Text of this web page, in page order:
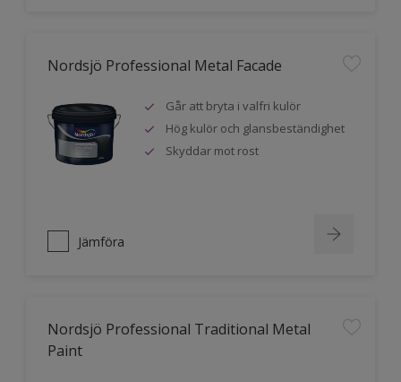
Nordsjö Professional Metal Facade
Går att bryta i valfri kulör
Hög kulör och glansbeständighet
Skyddar mot rost
Jämföra
Nordsjö Professional Traditional Metal
Paint